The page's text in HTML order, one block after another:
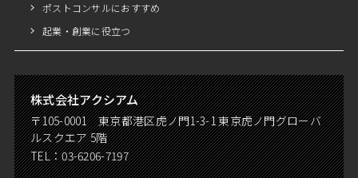
ポストコンサルにおすすめ
起業・創業に役立つ
株式会社アクシアム
〒105-0001 東京都港区虎ノ門1-3-1 東京虎ノ門グローバ
ルスクエア 5階
TEL：03-6206-7197